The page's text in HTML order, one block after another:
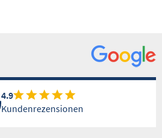
4.9
Kundenrezensionen